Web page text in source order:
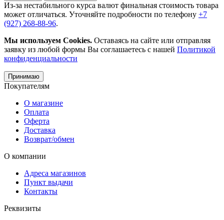
Из-за нестабильного курса валют финальная стоимость товара
может отличаться. Уточняйте подробности по телефону +7
(927) 268-88-96.
Мы используем Cookies. Оставаясь на сайте или отправляя
заявку из любой формы Вы соглашаетесь с нашей Политикой
конфиденциальности
Принимаю
Покупателям
О магазине
Оплата
Оферта
Доставка
Возврат/обмен
О компании
Адреса магазинов
Пункт выдачи
Контакты
Реквизиты